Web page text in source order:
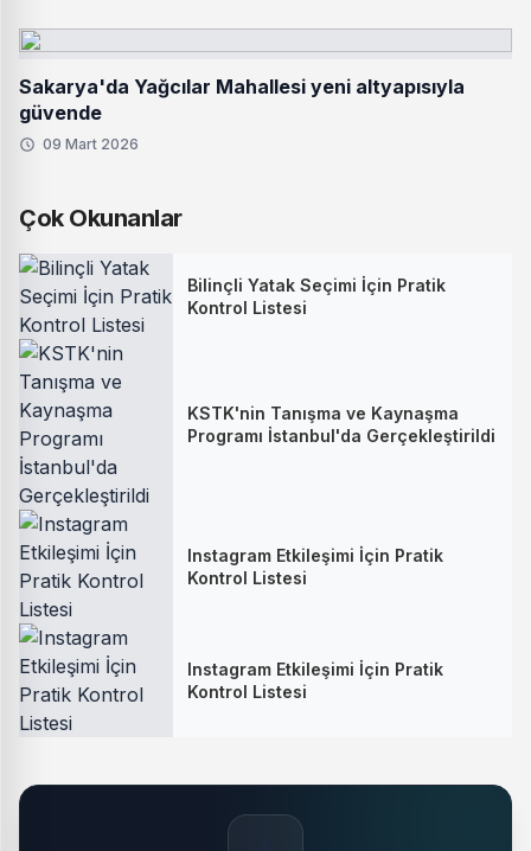
Sakarya'da Yağcılar Mahallesi yeni altyapısıyla
güvende
09 Mart 2026
Çok Okunanlar
Bilinçli Yatak Seçimi İçin Pratik
Kontrol Listesi
KSTK'nin Tanışma ve Kaynaşma
Programı İstanbul'da Gerçekleştirildi
Instagram Etkileşimi İçin Pratik
Kontrol Listesi
Instagram Etkileşimi İçin Pratik
Kontrol Listesi